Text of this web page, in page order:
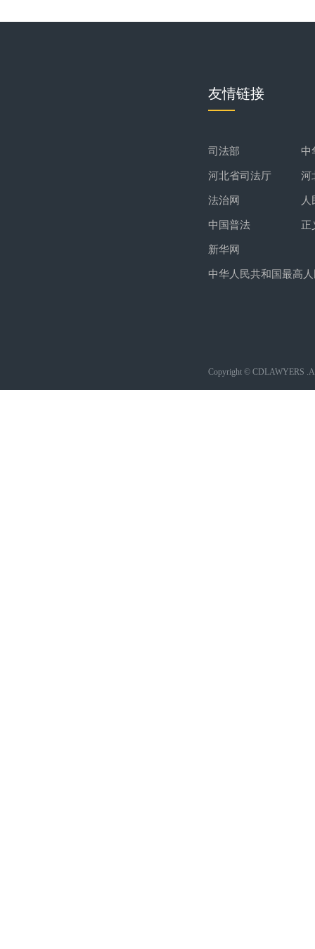
友情链接
司法部 中
河北省司法厅 河
法治网 人
中国普法 正
新华网
中华人民共和国最高
Copyright © CDLAWYERS